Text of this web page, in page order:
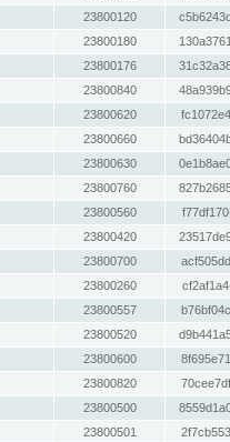
23800120
23800180
23800176
23800840
23800620
23800660
23800630
23800760
23800560
23800420
23800700
23800260
23800557
23800520
23800600
23800820
23800500
23800501